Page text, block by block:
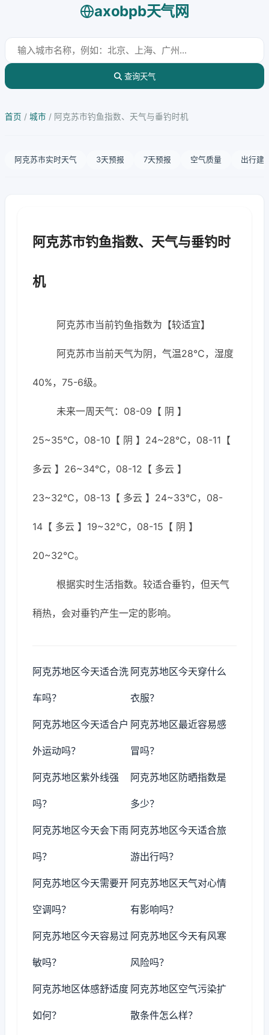
axobpb天气网
查询天气
首页 / 城市 / 阿克苏市钓鱼指数、天气与垂钓时机
阿克苏市实时天气 3天预报 7天预报 空气质量 出行建
阿克苏市钓鱼指数、天气与垂钓时
机
阿克苏市当前钓鱼指数为【较适宜】
阿克苏市当前天气为阴，气温28℃，湿度
40%，75-6级。
未来一周天气：08-09【 阴 】
25~35℃，08-10【 阴 】24~28℃，08-11【
多云 】26~34℃，08-12【 多云 】
23~32℃，08-13【 多云 】24~33℃，08-
14【 多云 】19~32℃，08-15【 阴 】
20~32℃。
根据实时生活指数。较适合垂钓，但天气
稍热，会对垂钓产生一定的影响。
阿克苏地区今天适合洗
车吗？
阿克苏地区今天穿什么
衣服？
阿克苏地区今天适合户
外运动吗？
阿克苏地区最近容易感
冒吗？
阿克苏地区紫外线强
吗？
阿克苏地区防晒指数是
多少？
阿克苏地区今天会下雨
吗？
阿克苏地区今天适合旅
游出行吗？
阿克苏地区今天需要开
空调吗？
阿克苏地区天气对心情
有影响吗？
阿克苏地区今天容易过
敏吗？
阿克苏地区今天有风寒
风险吗？
阿克苏地区体感舒适度
如何？
阿克苏地区空气污染扩
散条件怎么样？